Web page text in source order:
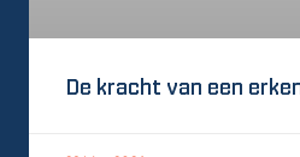
De kracht van een